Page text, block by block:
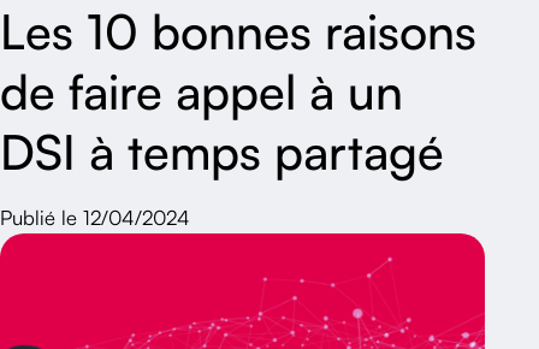
Les 10 bonnes raisons
de faire appel à un
DSI à temps partagé
Publié le 12/04/2024